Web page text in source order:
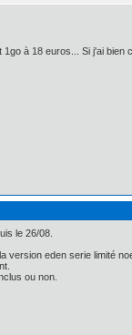
à 18 euros... Si j'ai
le 26/08.
eden serie limité
ou non.